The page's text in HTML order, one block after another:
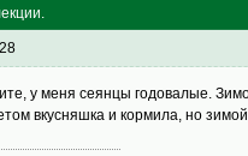
у меня сеянцы годовалые.
вкусняшка и кормила, но